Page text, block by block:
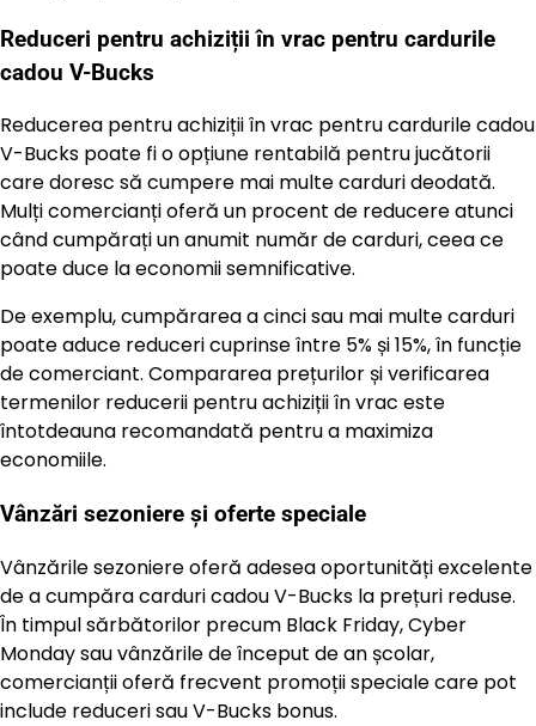
Reduceri pentru achiziții în vrac pentru cardurile
cadou V-Bucks
Reducerea pentru achiziții în vrac pentru cardurile cadou
V-Bucks poate fi o opțiune rentabilă pentru jucătorii
care doresc să cumpere mai multe carduri deodată.
Mulți comercianți oferă un procent de reducere atunci
când cumpărați un anumit număr de carduri, ceea ce
poate duce la economii semnificative.
De exemplu, cumpărarea a cinci sau mai multe carduri
poate aduce reduceri cuprinse între 5% și 15%, în funcție
de comerciant. Compararea prețurilor și verificarea
termenilor reducerii pentru achiziții în vrac este
întotdeauna recomandată pentru a maximiza
economiile.
Vânzări sezoniere și oferte speciale
Vânzările sezoniere oferă adesea oportunități excelente
de a cumpăra carduri cadou V-Bucks la prețuri reduse.
În timpul sărbătorilor precum Black Friday, Cyber
Monday sau vânzările de început de an școlar,
comercianții oferă frecvent promoții speciale care pot
include reduceri sau V-Bucks bonus.